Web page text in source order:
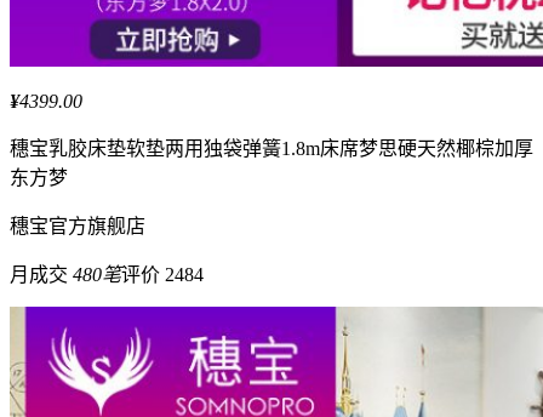
¥4399.00
穗宝乳胶床垫软垫两用独袋弹簧1.8m床席梦思硬天然椰棕加厚
东方梦
穗宝官方旗舰店
月成交 480笔评价 2484